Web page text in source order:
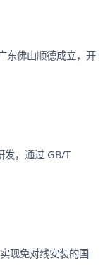
东佛山顺德成立，开
发，通过 GB/T
现免对线安装的国